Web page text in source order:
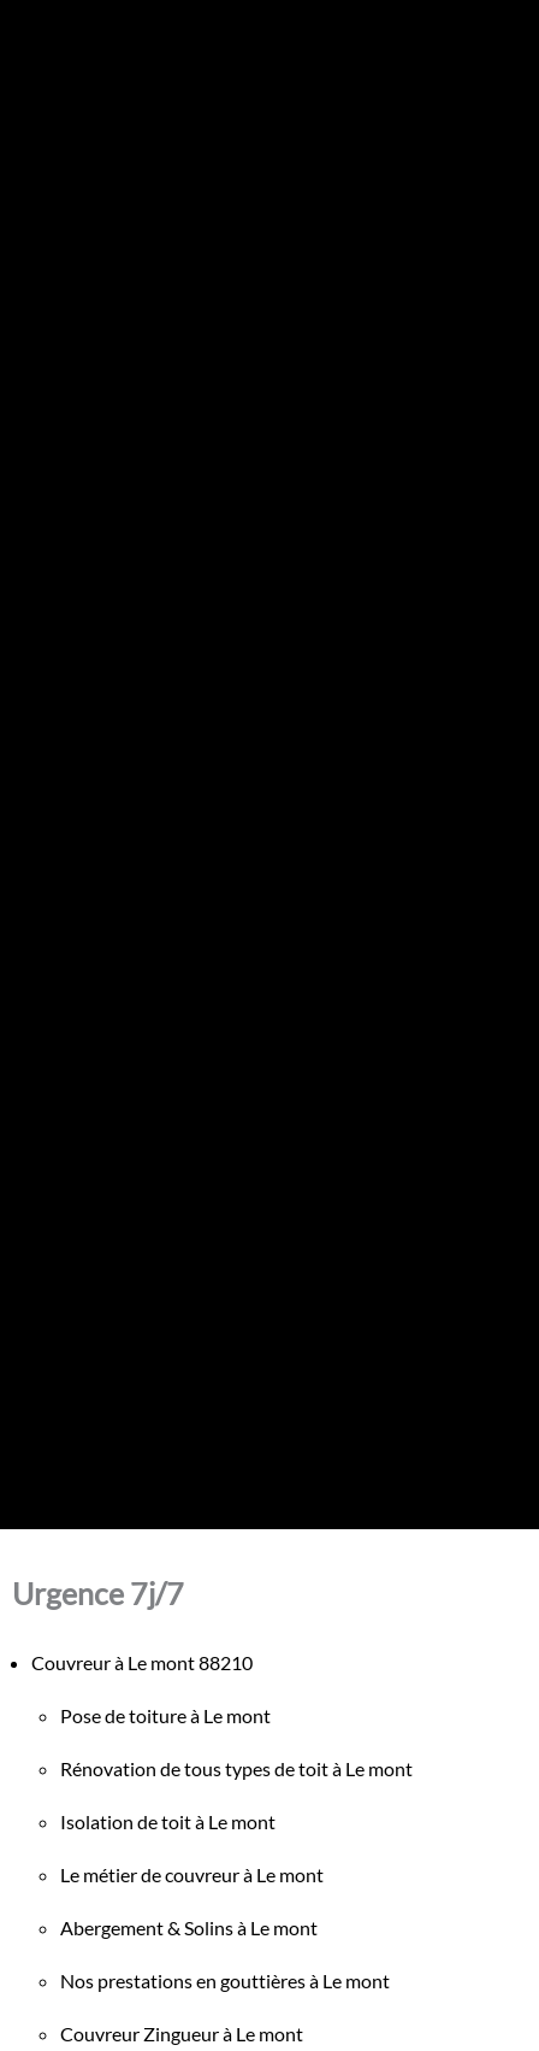
Urgence 7j/7
Couvreur à Le mont 88210
Pose de toiture à Le mont
Rénovation de tous types de toit à Le mont
Isolation de toit à Le mont
Le métier de couvreur à Le mont
Abergement & Solins à Le mont
Nos prestations en gouttières à Le mont
Couvreur Zingueur à Le mont